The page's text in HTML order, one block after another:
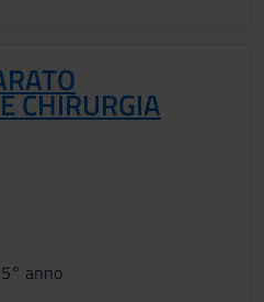
CHIRURGIA
anno